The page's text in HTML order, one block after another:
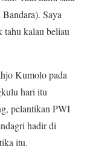
Saya
tahu kalau beliau
Kumolo pada
hari itu
pelantikan PWI
hadir di
itu.